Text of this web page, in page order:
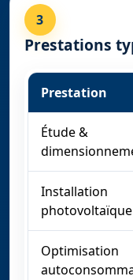
3
Prestations
Prestation
Étude &
Installation
photovoltaïque
Optimisation